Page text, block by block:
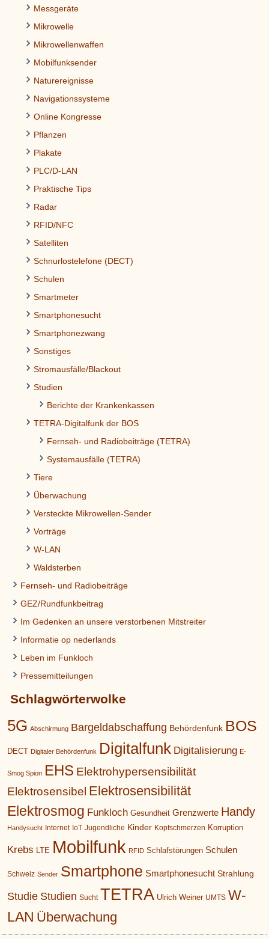
Messgeräte
Mikrowelle
Mikrowellenwaffen
Mobilfunksender
Naturereignisse
Navigationssysteme
Online Kongresse
Pflanzen
Plakate
PLC/D-LAN
Praktische Tips
Radar
RFID/NFC
Satelliten
Schnurlostelefone (DECT)
Schulen
Smartmeter
Smartphonesucht
Smartphonezwang
Sonstiges
Stromausfälle/Blackout
Studien
Berichte der Krankenkassen
TETRA-Digitalfunk der BOS
Fernseh- und Radiobeiträge (TETRA)
Systemausfälle (TETRA)
Tiere
Überwachung
Versteckte Mikrowellen-Sender
Vorträge
W-LAN
Waldsterben
Fernseh- und Radiobeiträge
GEZ/Rundfunkbeitrag
Im Gedenken an unsere verstorbenen Mitstreiter
Informatie op nederlands
Leben im Funkloch
Pressemitteilungen
Schlagwörterwolke
5G Abschirmung Bargeldabschaffung Behördenfunk BOS
DECT Digitaler Behördenfunk Digitalfunk Digitalisierung E-
Smog Spion EHS Elektrohypersensibilität
Elektrosensibel Elektrosensibilität
Elektrosmog Funkloch Gesundheit Grenzwerte Handy
Handysucht Internet IoT Jugendliche Kinder Kopfschmerzen Korruption
Krebs LTE Mobilfunk RFID Schlafstörungen Schulen
Schweiz Sender Smartphone Smartphonesucht Strahlung
Studie Studien Sucht TETRA Ulrich Weiner UMTS W-
LAN Überwachung